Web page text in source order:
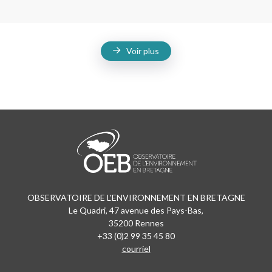
Voir plus
OBSERVATOIRE DE L'ENVIRONNEMENT EN BRETAGNE
Le Quadri, 47 avenue des Pays-Bas,
35200 Rennes
+33 (0)2 99 35 45 80
courriel